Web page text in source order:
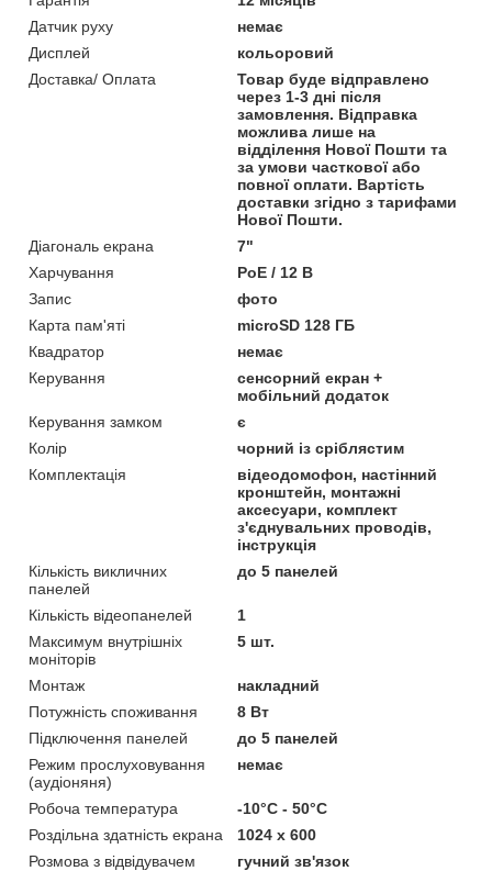
Датчик руху
немає
Дисплей
кольоровий
Доставка/ Оплата
Товар буде відправлено
через 1-3 дні після
замовлення. Відправка
можлива лише на
відділення Нової Пошти та
за умови часткової або
повної оплати. Вартість
доставки згідно з тарифами
Нової Пошти.
Діагональ екрана
7"
Харчування
PoE / 12 В
Запис
фото
Карта пам'яті
microSD 128 ГБ
Квадратор
немає
Керування
сенсорний екран +
мобільний додаток
Керування замком
є
Колір
чорний із сріблястим
Комплектація
відеодомофон, настінний
кронштейн, монтажні
аксесуари, комплект
з'єднувальних проводів,
інструкція
Кількість викличних
панелей
до 5 панелей
Кількість відеопанелей
1
Максимум внутрішніх
моніторів
5 шт.
Монтаж
накладний
Потужність споживання
8 Вт
Підключення панелей
до 5 панелей
Режим прослуховування
(аудіоняня)
немає
Робоча температура
-10°C - 50°C
Роздільна здатність екрана
1024 х 600
Розмова з відвідувачем
гучний зв'язок